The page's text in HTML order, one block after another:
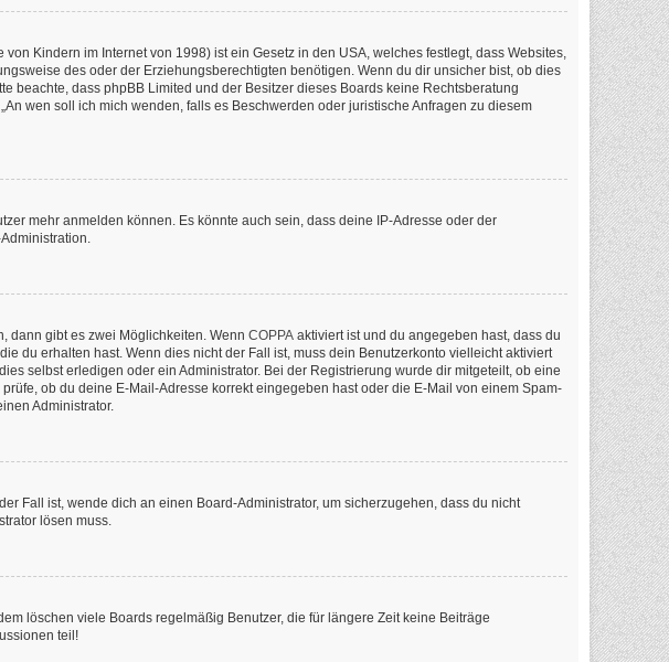
Kindern im Internet von 1998) ist ein Gesetz in den USA, welches festlegt, dass Websites,
des oder der Erziehungsberechtigten benötigen. Wenn du dir unsicher bist, ob dies
beachte, dass phpBB Limited und der Besitzer dieses Boards keine Rechtsberatung
wen soll ich mich wenden, falls es Beschwerden oder juristische Anfragen zu diesem
mehr anmelden können. Es könnte auch sein, dass deine IP-Adresse oder der
dann gibt es zwei Möglichkeiten. Wenn COPPA aktiviert ist und du angegeben hast, dass du
du erhalten hast. Wenn dies nicht der Fall ist, muss dein Benutzerkonto vielleicht aktiviert
selbst erledigen oder ein Administrator. Bei der Registrierung wurde dir mitgeteilt, ob eine
ob du deine E-Mail-Adresse korrekt eingegeben hast oder die E-Mail von einem Spam-
Administrator.
Fall ist, wende dich an einen Board-Administrator, um sicherzugehen, dass du nicht
lösen muss.
löschen viele Boards regelmäßig Benutzer, die für längere Zeit keine Beiträge
teil!